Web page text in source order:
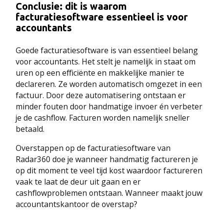
Conclusie: dit is waarom
facturatiesoftware essentieel is voor
accountants
Goede facturatiesoftware is van essentieel belang
voor accountants. Het stelt je namelijk in staat om
uren op een efficiënte en makkelijke manier te
declareren. Ze worden automatisch omgezet in een
factuur. Door deze automatisering ontstaan er
minder fouten door handmatige invoer én verbeter
je de cashflow. Facturen worden namelijk sneller
betaald.
Overstappen op de facturatiesoftware van
Radar360 doe je wanneer handmatig factureren je
op dit moment te veel tijd kost waardoor factureren
vaak te laat de deur uit gaan en er
cashflowproblemen ontstaan. Wanneer maakt jouw
accountantskantoor de overstap?